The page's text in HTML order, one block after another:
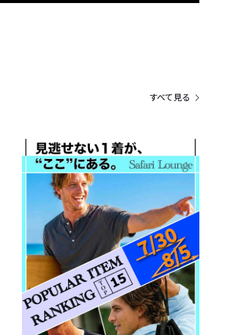
すべて見る